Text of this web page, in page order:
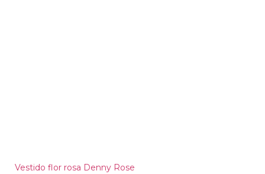
Vestido flor rosa Denny Rose